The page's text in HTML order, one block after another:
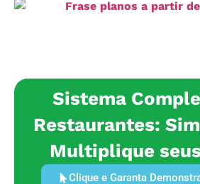
Sistema
Restaurantes:
Multiplique
Clique e Garanta